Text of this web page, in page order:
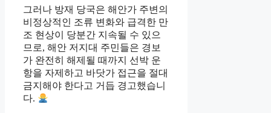
그러나 방재 당국은 해안가 주변의
비정상적인 조류 변화와 급격한 만
조 현상이 당분간 지속될 수 있으
므로, 해안 저지대 주민들은 경보
가 완전히 해제될 때까지 선박 운
항을 자제하고 바닷가 접근을 절대
금지해야 한다고 거듭 경고했습니
다.